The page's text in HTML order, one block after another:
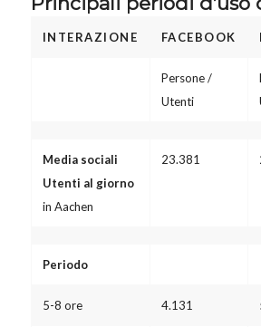
INTERAZIONE FACEBOOK
Persone /
Utenti
Media sociali
Utenti al giorno
in Aachen
23.381
Periodo
5-8 ore 4.131